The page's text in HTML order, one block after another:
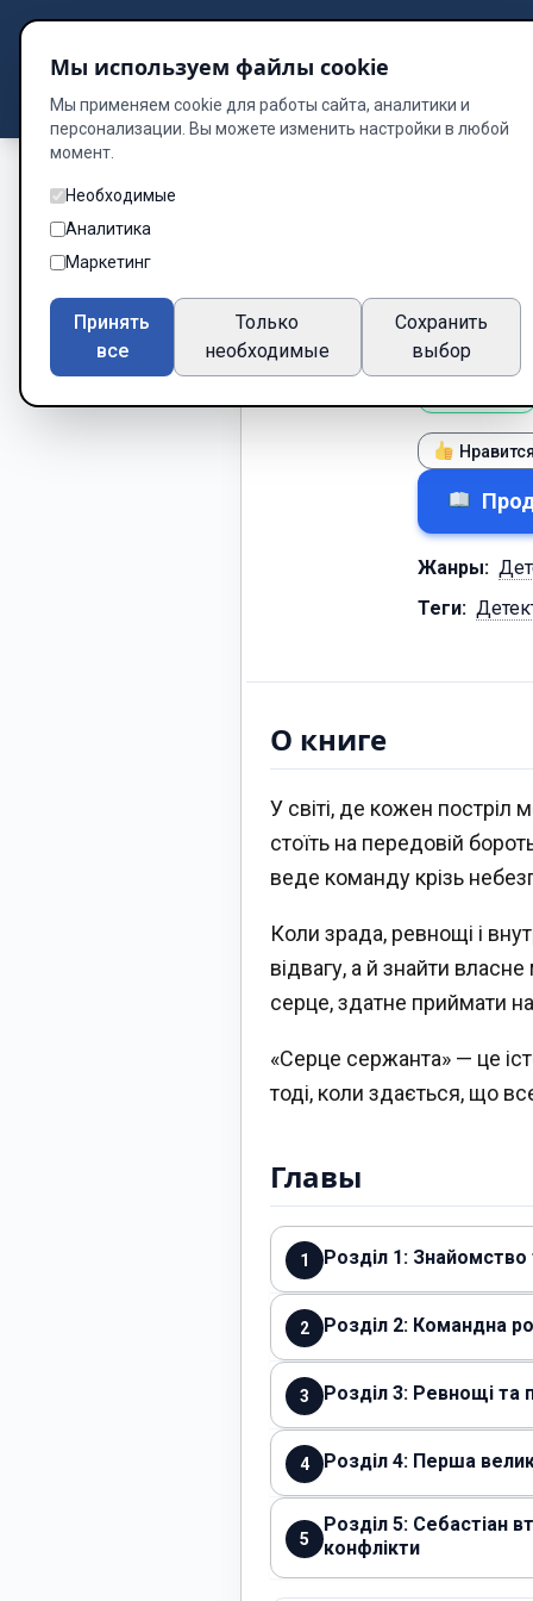
DzenWay Библиотека
Автор:
Рейтинг:
Нравится
Жанры:
Теги:
О книге
У світі, де кожен постріл
стоїть на передовій
веде команду крізь
Коли зрада, ревнощі і
відвагу, а й знайти
серце, здатне приймати
«Серце сержанта» — це
тоді, коли здається, що
Главы
1 Розділ 1: Знайомство
2 Розділ 2: Командна
3 Розділ 3: Ревнощі та
4 Розділ 4: Перша
5
Розділ 5: Себастіан
конфлікти
Мы используем файлы cookie
Мы применяем cookie для работы сайта, аналитики и
персонализации. Вы можете изменить настройки в любой
момент.
Необходимые
Аналитика
Маркетинг
Принять
все
Только
необходимые
Сохранить
выбор